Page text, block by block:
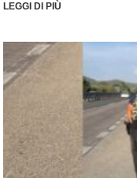
LEGGI DI PIÙ